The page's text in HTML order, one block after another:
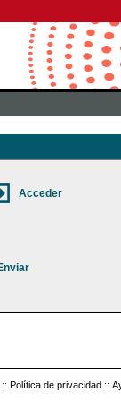
:: Política de privacidad ::